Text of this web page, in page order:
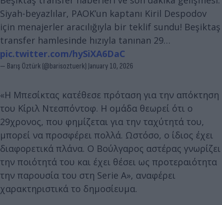
Siyah-beyazlılar, PAOK’un kaptanı Kiril Despodov
için menajerler aracılığıyla bir teklif sundu! Beşiktaş
transfer hamlesinde hızıyla tanınan 29…
pic.twitter.com/hySiXA6DaC
— Barış Öztürk (@barisoztuerk) January 10, 2026
«Η Μπεσίκτας κατέθεσε πρόταση για την απόκτηση
του Κίριλ Ντεσπόντοφ. Η ομάδα θεωρεί ότι ο
29χρονος, που φημίζεται για την ταχύτητά του,
μπορεί να προσφέρει πολλά. Ωστόσο, ο ίδιος έχει
διαφορετικά πλάνα. Ο Βούλγαρος αστέρας γνωρίζει
την ποιότητά του και έχει θέσει ως προτεραιότητα
την παρουσία του στη Serie A», αναφέρει
χαρακτηριστικά το δημοσίευμα.